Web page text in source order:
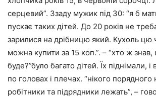
серцевий”. Ззаду мужик під 30: “я б
пускає таких дітей. До 20 років не
зарилися на дрібницю який. Кухоль цю
можна купити за 15 коп.”. – “хто ж знав,
буде?”було багато дітей. Їх піднімали,
по головах і плечах. “нікого порядного
робітники та підрядники лежать”, –